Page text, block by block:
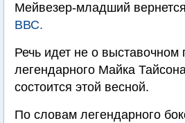
Мейвезер-младший
ВВС.
Речь идет не о выставочном
легендарного Майка
состоится этой весной.
По словам легендарного